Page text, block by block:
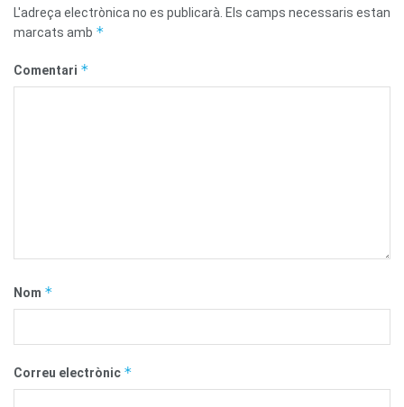
L'adreça electrònica no es publicarà. Els camps necessaris estan
marcats amb *
Comentari *
Nom *
Correu electrònic *